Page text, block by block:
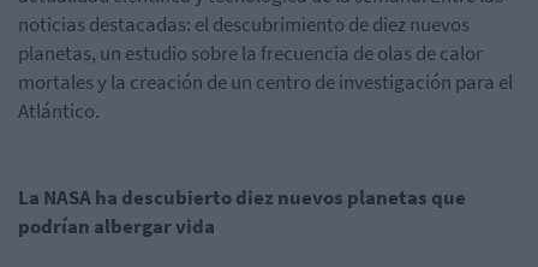
noticias destacadas: el descubrimiento de diez nuevos
planetas, un estudio sobre la frecuencia de olas de calor
mortales y la creación de un centro de investigación para el
Atlántico.
La NASA ha descubierto diez nuevos planetas que
podrían albergar vida